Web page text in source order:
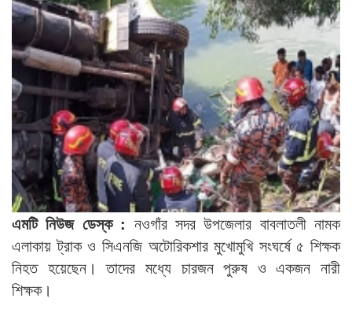
এমটি নিউজ ডেস্ক : নওগাঁর সদর উপজেলার বাবলাতলী নামক
এলাকায় ট্রাক ও সিএনজি অটোরিকশার মুখোমুখি সংঘর্ষে ৫ শিক্ষক
নিহত হয়েছেন। তাদের মধ্যে চারজন পুরুষ ও একজন নারী
শিক্ষক।